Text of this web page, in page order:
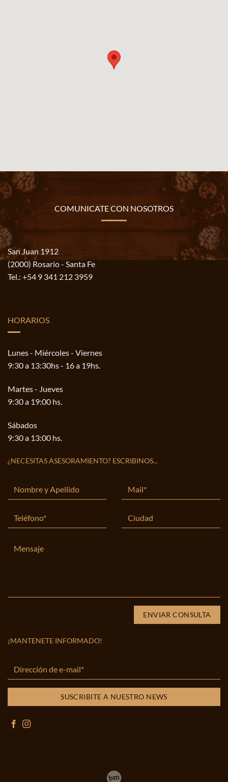
COMUNICATE CON NOSOTROS
San Juan 1912
(2000) Rosario - Santa Fe
Tel.: +54 9 341 212 3959
HORARIOS
Lunes - Miércoles - Viernes
9:30 a 13:30hs - 16 a 19hs.
Martes - Jueves
9:30 a 19:00 hs.
Sábados
9:30 a 13:00 hs.
¿NECESITAS ASESORAMIENTO? ESCRIBINOS...
¡MANTENETE INFORMADO!